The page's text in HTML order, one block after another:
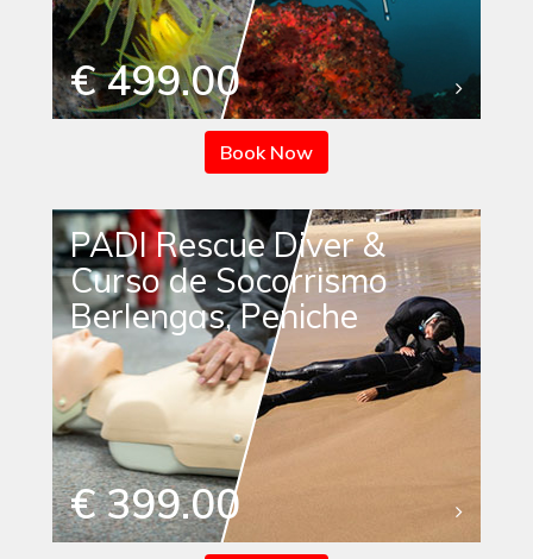
€ 499.00
Book Now
PADI Rescue Diver &
Curso de Socorrismo
Berlengas, Peniche
€ 399.00